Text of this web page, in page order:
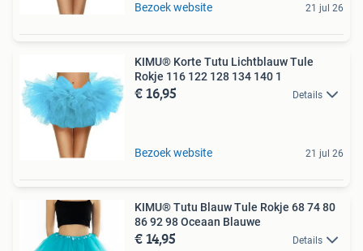
Bezoek website 21 jul 26
KIMU® Korte Tutu Lichtblauw Tule
Rokje 116 122 128 134 140 1
€ 16,95 Details
Bezoek website 21 jul 26
KIMU® Tutu Blauw Tule Rokje 68 74 80
86 92 98 Oceaan Blauwe
€ 14,95 Details